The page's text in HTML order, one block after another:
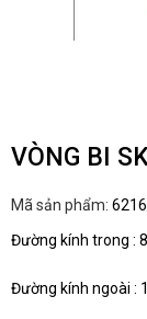
VÒNG BI
Mã sản phẩm:
Đường kính trong :
Đường kính ngoài :